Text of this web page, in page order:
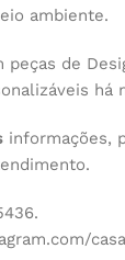
ambiente.
peças de
há
informações,